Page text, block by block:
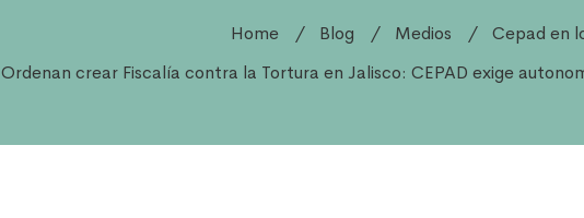
Home Blog Medios
Cepad en
Ordenan crear Fiscalía contra la Tortura en Jalisco: CEPAD exige